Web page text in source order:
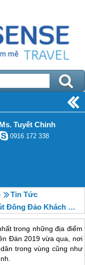
Ms. Tuyết Chinh
0916 172 338
Tin Tức
Khách Thăm Quan
trong những địa điểm
Đán 2019 vừa qua, nơi
trong vùng cũng như